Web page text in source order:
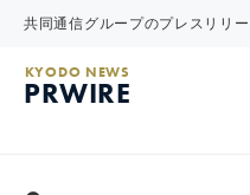
共同通信グループのプレスリリ
KYODO NEWS
PRWIRE